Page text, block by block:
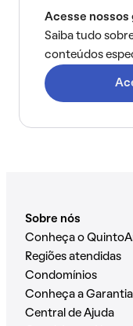
Acesse nossos
Saiba tudo
conteúdos
Sobre nós
Conheça o
Regiões atendidas
Condomínios
Conheça a
Central de Ajuda